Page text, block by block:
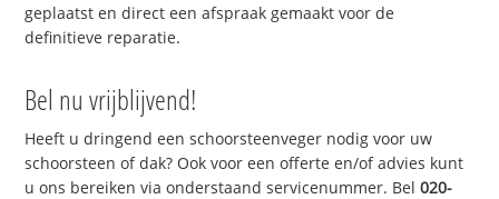
geplaatst en direct een afspraak gemaakt voor de
definitieve reparatie.
Bel nu vrijblijvend!
Heeft u dringend een schoorsteenveger nodig voor uw
schoorsteen of dak? Ook voor een offerte en/of advies kunt
u ons bereiken via onderstaand servicenummer. Bel020-